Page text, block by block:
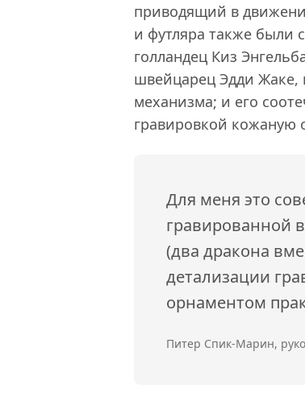
приводящий в
и футляра также были
голландец Киз
швейцарец Эдди Жаке,
механизма; и его
гравировкой кожаную
Для меня это
гравированной
(два дракона
детализации
орнаментом
Питер Спик-Марин,